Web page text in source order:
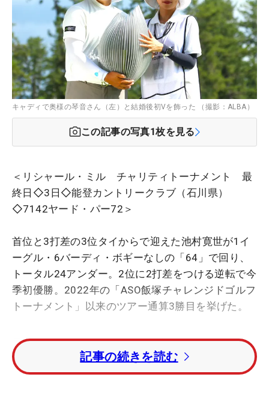
キャディで奥様の琴音さん（左）と結婚後初Vを飾った （撮影：ALBA）
この記事の写真1枚を見る
＜リシャール・ミル チャリティトーナメント 最
終日◇3日◇能登カントリークラブ（石川県）
◇7142ヤード・パー72＞
首位と3打差の3位タイからで迎えた池村寛世が1イ
ーグル・6バーディ・ボギーなしの「64」で回り、
トータル24アンダー。2位に2打差をつける逆転で今
季初優勝。2022年の「ASO飯塚チャレンジドゴルフ
トーナメント」以来のツアー通算3勝目を挙げた。
最終組の1つ前で回っていた池村のスイッチが入っ
たのは13番だった。「（河本）力一人が（22アンダ
ーまで）伸びている状況。僕と（同組の）米澤
記事の続きを読む